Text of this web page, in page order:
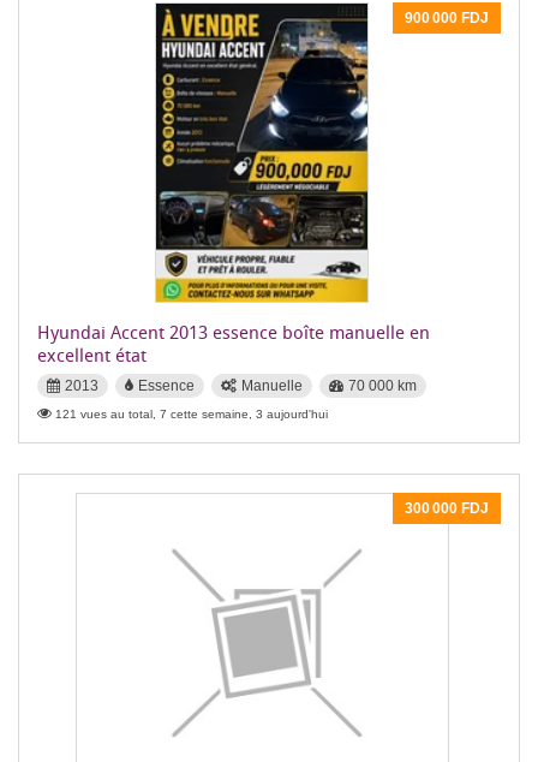
900 000 FDJ
Hyundai Accent 2013 essence boîte manuelle en
excellent état
2013 Essence Manuelle 70 000 km
121 vues au total, 7 cette semaine, 3 aujourd'hui
300 000 FDJ